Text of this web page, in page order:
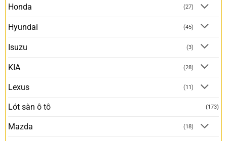
Honda (27)
Hyundai (45)
Isuzu (3)
KIA (28)
Lexus (11)
Lót sàn ô tô (173)
Mazda (18)